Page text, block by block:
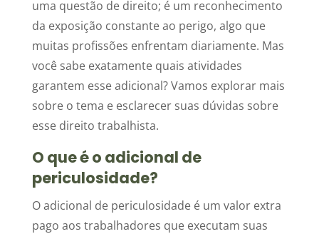
uma questão de direito; é um reconhecimento
da exposição constante ao perigo, algo que
muitas profissões enfrentam diariamente. Mas
você sabe exatamente quais atividades
garantem esse adicional? Vamos explorar mais
sobre o tema e esclarecer suas dúvidas sobre
esse direito trabalhista.
O que é o adicional de
periculosidade?
O adicional de periculosidade é um valor extra
pago aos trabalhadores que executam suas